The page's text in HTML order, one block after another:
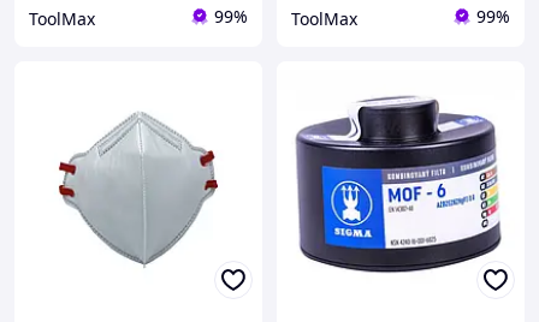
ToolMax 99% ToolMax 99%